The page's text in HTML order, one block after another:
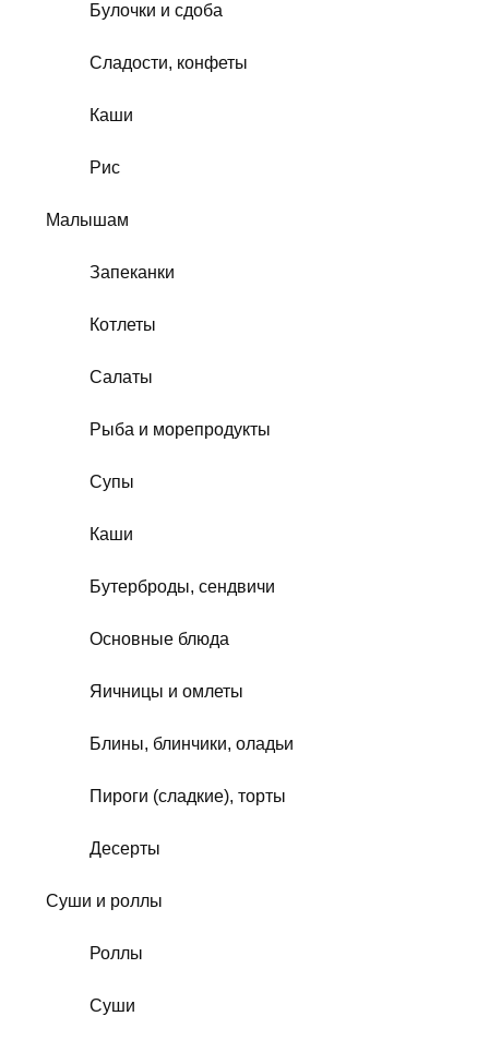
Булочки и сдоба
Сладости, конфеты
Каши
Рис
Малышам
Запеканки
Котлеты
Салаты
Рыба и морепродукты
Супы
Каши
Бутерброды, сендвичи
Основные блюда
Яичницы и омлеты
Блины, блинчики, оладьи
Пироги (сладкие), торты
Десерты
Суши и роллы
Роллы
Суши